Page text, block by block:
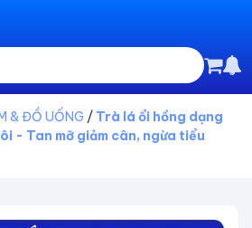
& ĐỒ UỐNG / Trà lá ổi hồng dạng
- Tan mỡ giảm cân, ngừa tiểu